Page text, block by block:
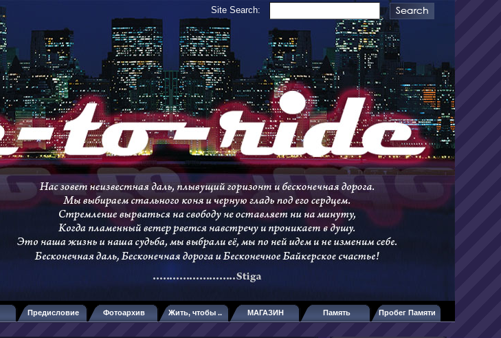
Site Search:
Предисловие Фотоархив Жить, чтобы .. МАГАЗИН Память Пробег Памяти